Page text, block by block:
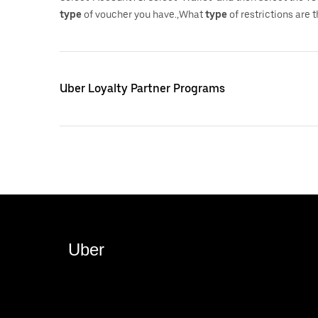
typeof voucher you have.,Whattypeof restrictions are
Uber Loyalty Partner Programs
Uber